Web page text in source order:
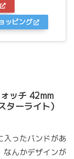
ッピング
ッチ 42mm
ーライト）
入ったバンドがあ
なんかデザインが